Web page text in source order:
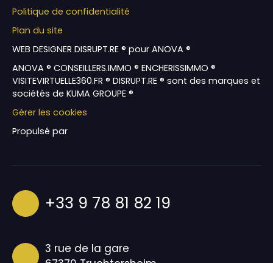
Politique de confidentialité
Plan du site
WEB DESIGNER DISRUPT.RE ® pour ANOVA ®
ANOVA ® CONSEILLERS.IMMO ® ENCHERISSIMMO ®
VISITEVIRTUELLE360.FR ® DISRUPT.RE ® sont des marques et
sociétés de KUMA GROUPE ®
Gérer les cookies
Propulsé par
+33 9 78 81 82 19
3 rue de la gare